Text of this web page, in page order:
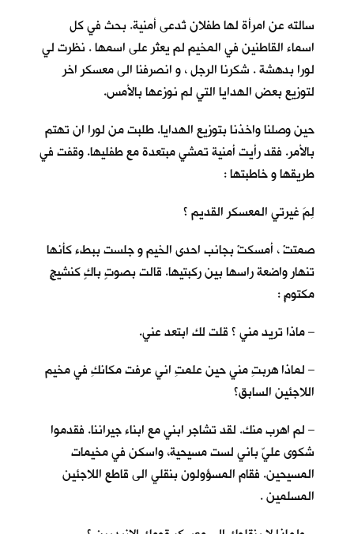
سالته عن امرأة لها طفلان تُدعى أمنية. بحث في كل
اسماء القاطنين في المخيم لم يعثر على اسمها . نظرت لي
لورا بدهشة . شكرنا الرجل ، و انصرفنا الى معسكر اخر
لتوزيع بعض الهدايا التي لم نوزعها بالأمس.
حين وصلنا واخذنا بتوزيع الهدايا. طلبت من لورا ان تهتم
بالأمر. فقد رأيت أمنية تمشي مبتعدة مع طفليها. وقفت في
طريقها و خاطبتها :
لِمَ غيرتي المعسكر القديم ؟
صمتتْ ، أمسكتْ بجانب احدى الخيم و جلست ببطء كأنها
تنهار واضعة راسها بين ركبتيها. قالت بصوتٍ باكٍ كنشيجٍ
مكتومٍ :
– ماذا تريد مني ؟ قلت لك ابتعد عني.
– لماذا هربتِ مني حين علمتِ اني عرفت مكانكِ في مخيم
اللاجئين السابق؟
– لم اهرب منك. لقد تشاجر ابني مع ابناء جيراننا. فقدموا
شكوى عليّ باني لست مسيحية، واسكن في مخيمات
المسيحين. فقام المسؤولون بنقلي الى قاطع اللاجئين
المسلمين .